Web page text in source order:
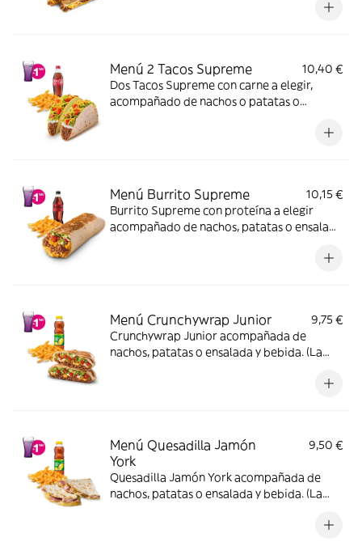
(La imagen muestra una Quesadilla partida
Menú 2 Tacos Supreme
10,40 €
Dos Tacos Supreme con carne a elegir,
acompañado de nachos o patatas o
Menú Burrito Supreme
10,15 €
Burrito Supreme con proteína a elegir
acompañado de nachos, patatas o ensalada
Menú Crunchywrap Junior
9,75 €
Crunchywrap Junior acompañada de
nachos, patatas o ensalada y bebida. (La
Menú Quesadilla Jamón
York
9,50 €
Quesadilla Jamón York acompañada de
nachos, patatas o ensalada y bebida. (La